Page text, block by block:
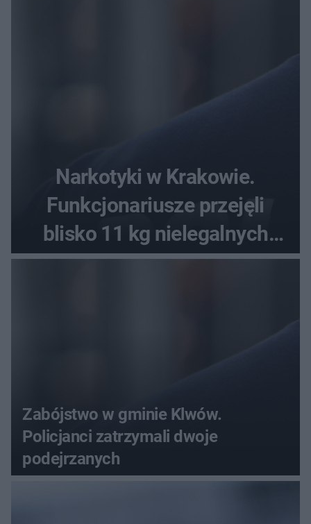
Narkotyki w Krakowie.
Funkcjonariusze przejęli
blisko 11 kg nielegalnych
substancji
Zabójstwo w gminie Klwów.
Policjanci zatrzymali dwoje
podejrzanych